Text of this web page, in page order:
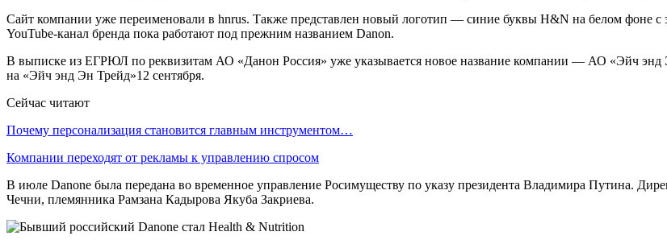
Сайт компании уже переименовали в hnrus. Также представлен новый логотип — синие буквы H&N на белом фоне
YouTube-канал бренда пока работают под прежним названием Danon.
В выписке из ЕГРЮЛ по реквизитам АО «Данон Россия» уже указывается новое название компании — АО «Эйч
на «Эйч энд Эн Трейд»12 сентября.
Сейчас читают
Почему персонализация становится главным инструментом…
Компании переходят от рекламы к управлению спросом
В июле Danone была передана во временное управление Росимуществу по указу президента Владимира Путина.
Чечни, племянника Рамзана Кадырова Якуба Закриева.